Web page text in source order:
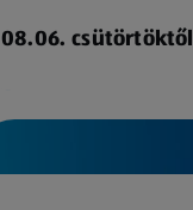
08.06. csütörtöktől